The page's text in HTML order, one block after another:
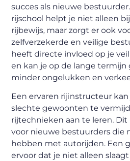
succes als nieuwe
rijschool helpt je niet alleen
rijbewijs, maar zorgt er ook
zelfverzekerde en veilige
heeft directe invloed op je
en kan je op de lange termijn
minder ongelukken en
Een ervaren rijinstructeur
slechte gewoonten te
rijtechnieken aan te leren. Dit
voor nieuwe bestuurders die
hebben met autorijden. Een
ervoor dat je niet alleen